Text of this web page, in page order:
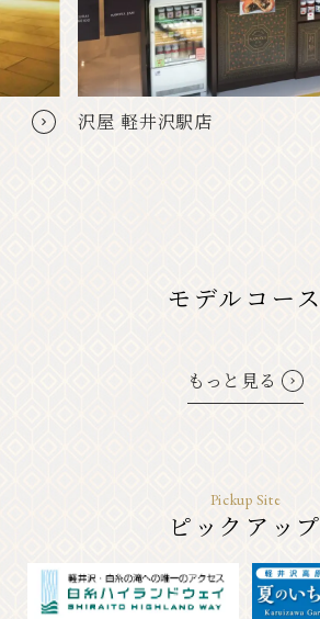
沢屋 軽井沢駅店
モデルコース
もっと見る
Pickup Site
ピックアップ